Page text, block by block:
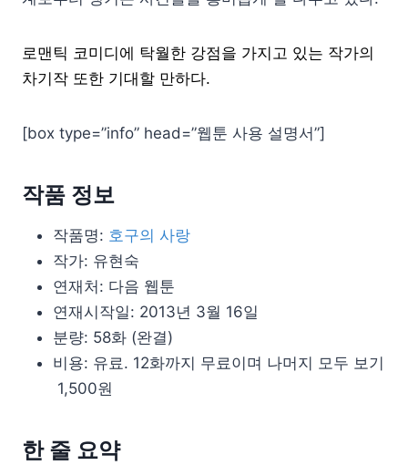
로맨틱 코미디에 탁월한 강점을 가지고 있는 작가의
차기작 또한 기대할 만하다.
[box type=”info” head=”웹툰 사용 설명서”]
작품 정보
작품명: 호구의 사랑
작가: 유현숙
연재처: 다음 웹툰
연재시작일: 2013년 3월 16일
분량: 58화 (완결)
비용: 유료. 12화까지 무료이며 나머지 모두 보기
1,500원
한 줄 요약